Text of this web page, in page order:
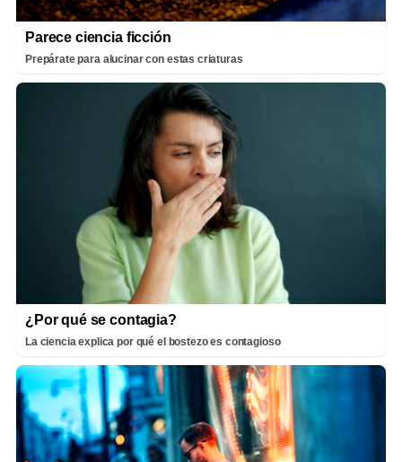
Parece ciencia ficción
Prepárate para alucinar con estas criaturas
¿Por qué se contagia?
La ciencia explica por qué el bostezo es contagioso